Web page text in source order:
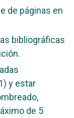
de páginas en
bibliográficas
y estar
de 5